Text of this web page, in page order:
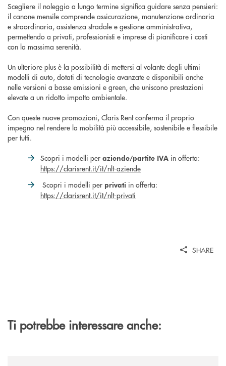
Scegliere il noleggio a lungo termine significa guidare senza pensieri:
il canone mensile comprende assicurazione, manutenzione ordinaria
e straordinaria, assistenza stradale e gestione amministrativa,
permettendo a privati, professionisti e imprese di pianificare i costi
con la massima serenità.
Un ulteriore plus è la possibilità di mettersi al volante degli ultimi
modelli di auto, dotati di tecnologie avanzate e disponibili anche
nelle versioni a basse emissioni e green, che uniscono prestazioni
elevate a un ridotto impatto ambientale.
Con queste nuove promozioni, Claris Rent conferma il proprio
impegno nel rendere la mobilità più accessibile, sostenibile e flessibile
per tutti.
Scopri i modelli per aziende/partite IVA in offerta:
https://clarisrent.it/it/nlt-aziende
Scopri i modelli per privati in offerta:
https://clarisrent.it/it/nlt-privati
SHARE
Ti potrebbe interessare anche: